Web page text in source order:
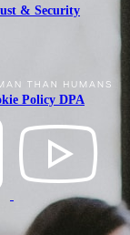
& Security
Policy DPA